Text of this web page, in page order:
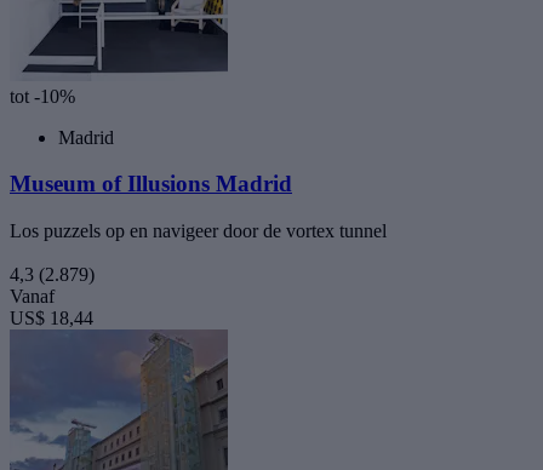
tot -10%
Madrid
Museum of Illusions Madrid
Los puzzels op en navigeer door de vortex tunnel
4,3 (2.879)
Vanaf
US$ 18,44